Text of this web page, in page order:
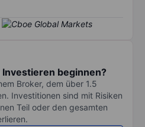
beginnen?
Broker, dem über 1.5
Investitionen sind mit Risiken
Teil oder den gesamten